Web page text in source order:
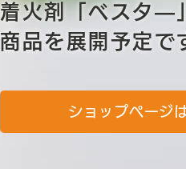
着火剤「ベスタ―
商品を展開予定で
ショップページ